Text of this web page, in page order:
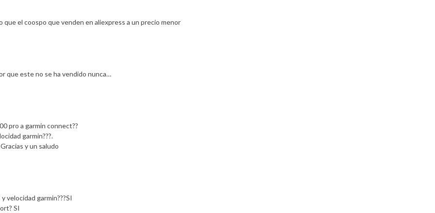
el coospo que venden en aliexpress a un precio menor
que este no se ha vendido nunca…
pro a garmin connect??
garmin???.
y un saludo
velocidad garmin???SI
SI